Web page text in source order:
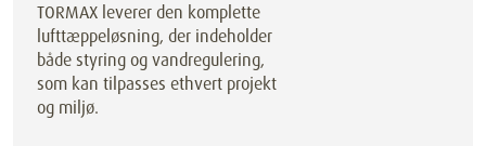
TORMAX leverer den komplette
lufttæppeløsning, der indeholder
både styring og vandregulering,
som kan tilpasses ethvert projekt
og miljø.